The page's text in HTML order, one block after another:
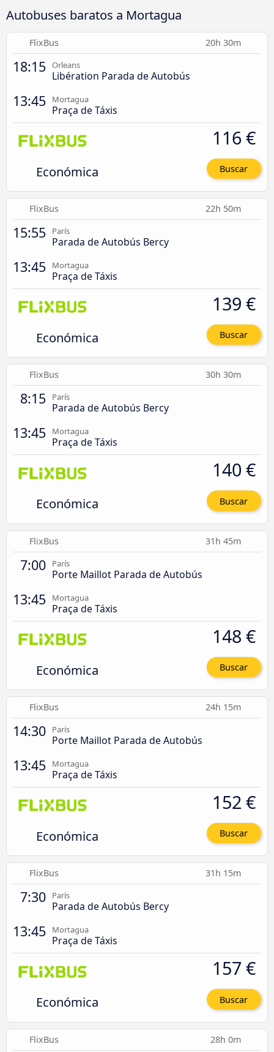
Autobuses baratos a Mortagua
FlixBus 20h 30m
18:15 Orleans
Libération Parada de Autobús
13:45 Mortagua
Praça de Táxis
Económica
116 €
Buscar
FlixBus 22h 50m
15:55 París
Parada de Autobús Bercy
13:45 Mortagua
Praça de Táxis
Económica
139 €
Buscar
FlixBus 30h 30m
8:15 París
Parada de Autobús Bercy
13:45 Mortagua
Praça de Táxis
Económica
140 €
Buscar
FlixBus 31h 45m
7:00 París
Porte Maillot Parada de Autobús
13:45 Mortagua
Praça de Táxis
Económica
148 €
Buscar
FlixBus 24h 15m
14:30 París
Porte Maillot Parada de Autobús
13:45 Mortagua
Praça de Táxis
Económica
152 €
Buscar
FlixBus 31h 15m
7:30 París
Parada de Autobús Bercy
13:45 Mortagua
Praça de Táxis
Económica
157 €
Buscar
FlixBus 28h 0m